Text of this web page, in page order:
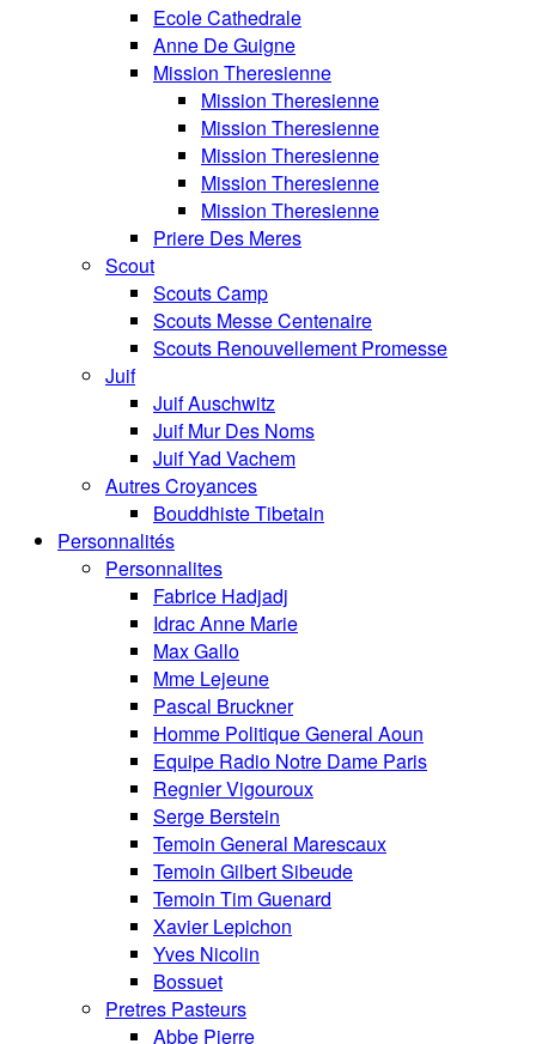
Ecole Cathedrale
Anne De Guigne
Mission Theresienne
Mission Theresienne
Mission Theresienne
Mission Theresienne
Mission Theresienne
Mission Theresienne
Priere Des Meres
Scout
Scouts Camp
Scouts Messe Centenaire
Scouts Renouvellement Promesse
Juif
Juif Auschwitz
Juif Mur Des Noms
Juif Yad Vachem
Autres Croyances
Bouddhiste Tibetain
Personnalités
Personnalites
Fabrice Hadjadj
Idrac Anne Marie
Max Gallo
Mme Lejeune
Pascal Bruckner
Homme Politique General Aoun
Equipe Radio Notre Dame Paris
Regnier Vigouroux
Serge Berstein
Temoin General Marescaux
Temoin Gilbert Sibeude
Temoin Tim Guenard
Xavier Lepichon
Yves Nicolin
Bossuet
Pretres Pasteurs
Abbe Pierre